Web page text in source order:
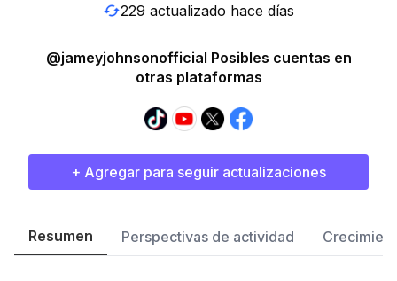
229 actualizado hace días
@jameyjohnsonofficial Posibles cuentas en
otras plataformas
+ Agregar para seguir actualizaciones
Resumen Perspectivas de actividad